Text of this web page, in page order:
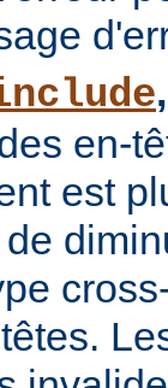
en-
est